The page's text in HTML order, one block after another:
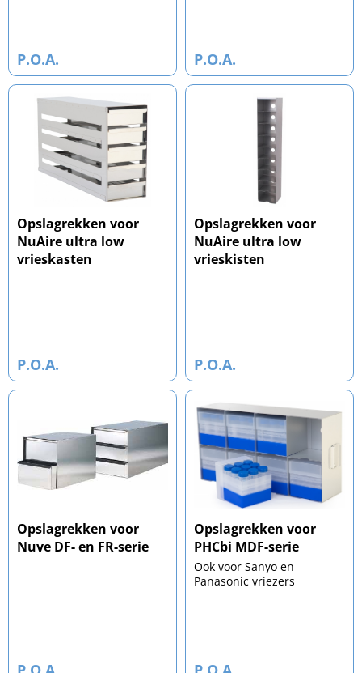
P.O.A. P.O.A.
Opslagrekken voor
NuAire ultra low
vrieskasten
P.O.A.
Opslagrekken voor
NuAire ultra low
vrieskisten
P.O.A.
Opslagrekken voor
Nuve DF- en FR-serie
Opslagrekken voor
PHCbi MDF-serie
Ook voor Sanyo en
Panasonic vriezers